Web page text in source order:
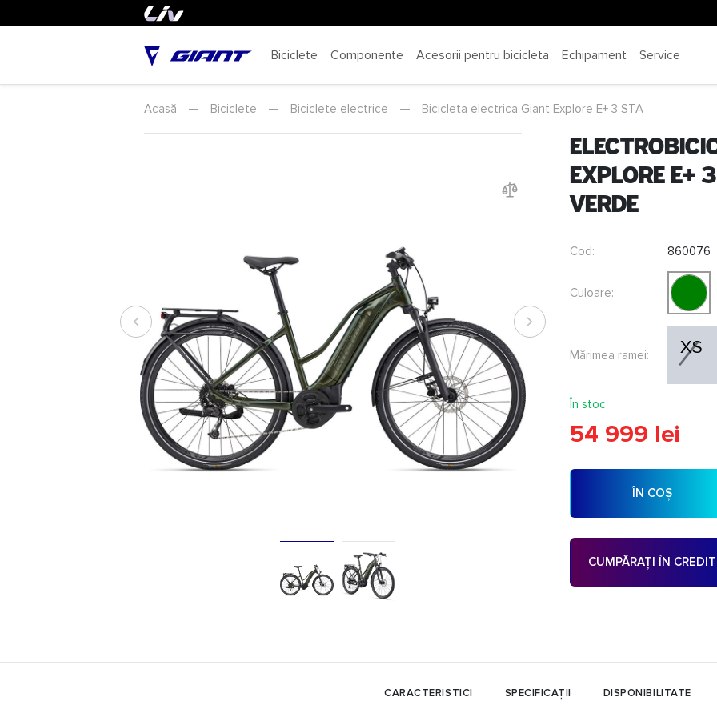
Biciclete Componente Acesorii pentru bicicleta Echipament Service
Acasă — Biciclete — Biciclete electrice — Bicicleta electrica Giant Explore E+ 3 STA
Explore E+
Verde
Cod: 860076
Culoare:
Mărimea ramei: XS
În stoc
54 999 lei
ÎN COȘ
CUMPĂRAȚI ÎN CREDIT
CARACTERISTICI SPECIFICAȚII DISPONIBILITATE